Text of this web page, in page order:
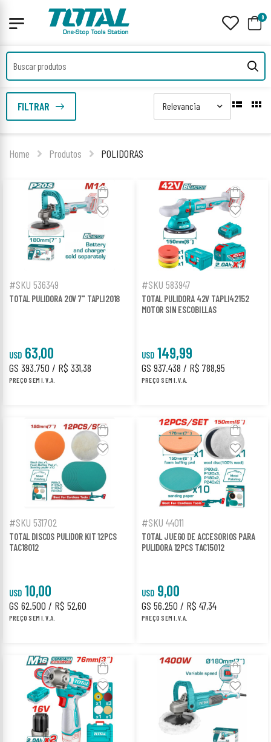
0
Home Produtos POLIDORAS
FILTRAR
#SKU 536349
TOTAL PULIDORA 20V 7" TAPLI2018
USD 63,00
GS 393.750 / R$ 331,38
PREÇO SEM I.V.A.
#SKU 583947
TOTAL PULIDORA 42V TAPLI42152
MOTOR SIN ESCOBILLAS
USD 149,99
GS 937.438 / R$ 788,95
PREÇO SEM I.V.A.
#SKU 531702
TOTAL DISCOS PULIDOR KIT 12PCS
TAC18012
USD 10,00
GS 62.500 / R$ 52,60
PREÇO SEM I.V.A.
#SKU 44011
TOTAL JUEGO DE ACCESORIOS PARA
PULIDORA 12PCS TAC15012
USD 9,00
GS 56.250 / R$ 47,34
PREÇO SEM I.V.A.